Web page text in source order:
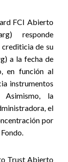
FCI Abierto
responde
de su
a la fecha de
en función al
instrumentos
Asimismo, la
el
por
.
Trust Abierto